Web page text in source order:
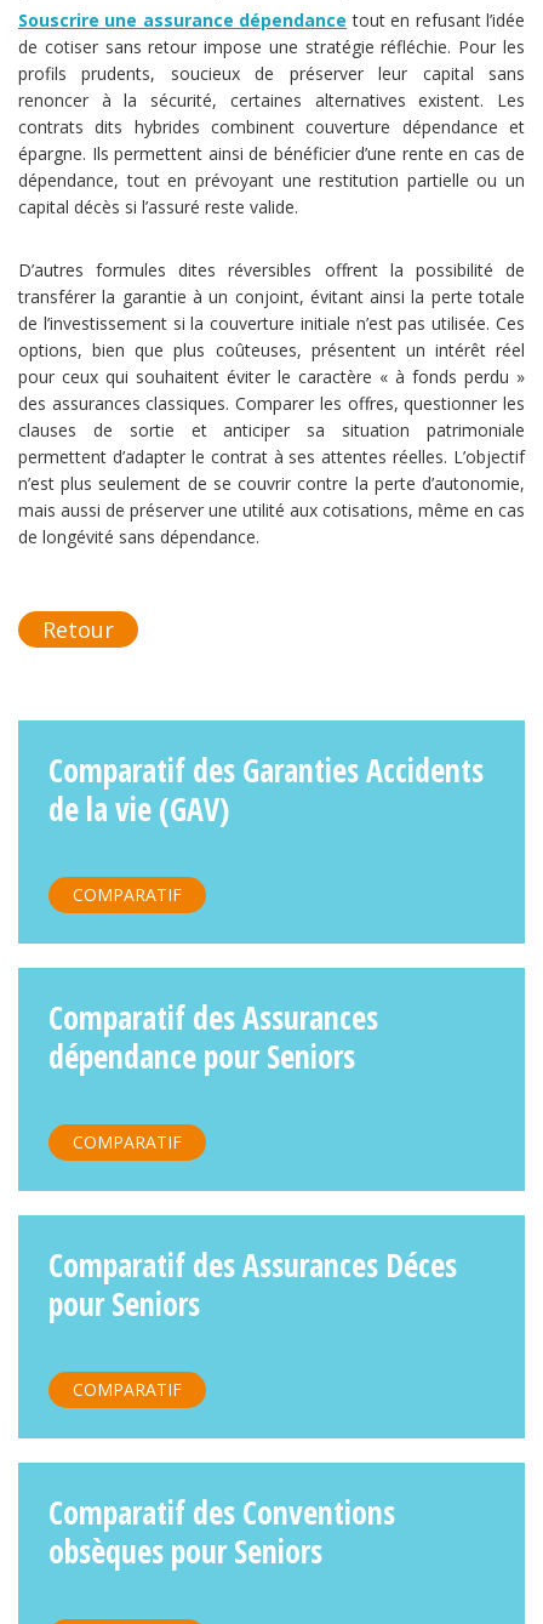
Souscrire une assurance dépendance tout en refusant l’idée
de cotiser sans retour impose une stratégie réfléchie. Pour les
profils prudents, soucieux de préserver leur capital sans
renoncer à la sécurité, certaines alternatives existent. Les
contrats dits hybrides combinent couverture dépendance et
épargne. Ils permettent ainsi de bénéficier d’une rente en cas de
dépendance, tout en prévoyant une restitution partielle ou un
capital décès si l’assuré reste valide.
D’autres formules dites réversibles offrent la possibilité de
transférer la garantie à un conjoint, évitant ainsi la perte totale
de l’investissement si la couverture initiale n’est pas utilisée. Ces
options, bien que plus coûteuses, présentent un intérêt réel
pour ceux qui souhaitent éviter le caractère « à fonds perdu »
des assurances classiques. Comparer les offres, questionner les
clauses de sortie et anticiper sa situation patrimoniale
permettent d’adapter le contrat à ses attentes réelles. L’objectif
n’est plus seulement de se couvrir contre la perte d’autonomie,
mais aussi de préserver une utilité aux cotisations, même en cas
de longévité sans dépendance.
Retour
Comparatif des Garanties Accidents
de la vie (GAV)
COMPARATIF
Comparatif des Assurances
dépendance pour Seniors
COMPARATIF
Comparatif des Assurances Déces
pour Seniors
COMPARATIF
Comparatif des Conventions
obsèques pour Seniors